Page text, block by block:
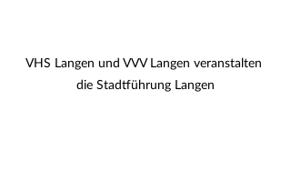
VHS Langen und VVV Langen veranstalten
die Stadtführung Langen